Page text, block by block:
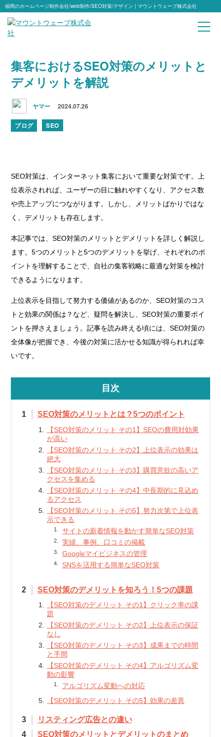
福岡のホームページ制作会社/web制作/SEO対策/デザイン | マウントウェーブ株式会社
集客におけるSEO対策のメリットと
デメリットを解説
ヤマー 2024.07.26
ブログ SEO
SEO対策は、インターネット集客において重要な対策です。上
位表示されれば、ユーザーの目に触れやすくなり、アクセス数
や売上アップにつながります。しかし、メリットばかりではな
く、デメリットも存在します。
本記事では、SEO対策のメリットとデメリットを詳しく解説し
ます。5つのメリットと5つのデメリットを挙げ、それぞれのポ
イントを理解することで、自社の集客戦略に最適な対策を検討
できるようになります。
上位表示を目指して努力する価値があるのか、SEO対策のコス
トと効果の関係は？など、疑問を解決し、SEO対策の重要ポイ
ントを押さえましょう。記事を読み終える頃には、SEO対策の
全体像が把握でき、今後の対策に活かせる知識が得られれば幸
いです。
目次
SEO対策のメリットとは？5つのポイント
【SEO対策のメリット その1】SEOの費用対効果
が高い
【SEO対策のメリット その2】上位表示の効果は
絶大
【SEO対策のメリット その3】購買意欲の高いア
クセスを集める
【SEO対策のメリット その4】中長期的に見込め
るアクセス
【SEO対策のメリット その5】努力次第で上位表
示できる
サイトの新着情報を動かす簡単なSEO対策
実績、事例、口コミの掲載
Googleマイビジネスの管理
SNSを活用する簡単なSEO対策
SEO対策のデメリットを知ろう！5つの課題
【SEO対策のデメリット その1】クリック率の課
題
【SEO対策のデメリット その2】上位表示の保証
なし
【SEO対策のデメリット その3】成果までの時間
と手間
【SEO対策のデメリット その4】アルゴリズム変
動の影響
アルゴリズム変動への対応
【SEO対策のデメリット その5】効果の差異
リスティング広告との違い
SEO対策のメリットとデメリットのまとめ